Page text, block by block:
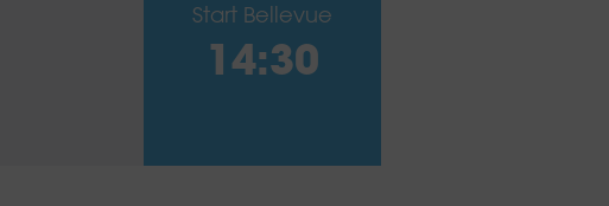
Start Bellevue
14:30